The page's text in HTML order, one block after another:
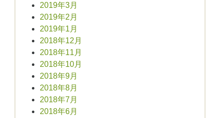
2019年3月
2019年2月
2019年1月
2018年12月
2018年11月
2018年10月
2018年9月
2018年8月
2018年7月
2018年6月